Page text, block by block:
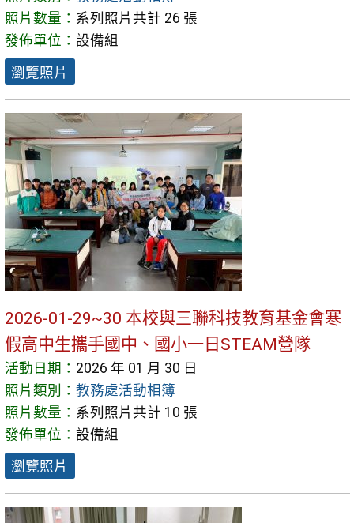
照片數量： 系列照片共計 26 張
發佈單位： 設備組
瀏覽照片
2026-01-29~30 本校與三聯科技教育基金會寒
假高中生攜手國中、國小一日STEAM營隊
活動日期： 2026 年 01 月 30 日
照片類別： 教務處活動相簿
照片數量： 系列照片共計 10 張
發佈單位： 設備組
瀏覽照片